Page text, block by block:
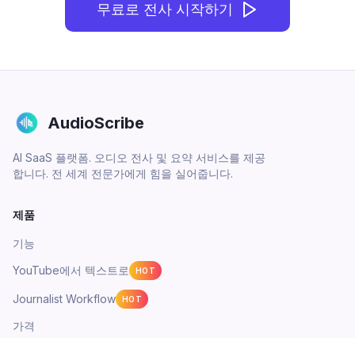
무료로 전사 시작하기
AudioScribe
AI SaaS 플랫폼. 오디오 전사 및 요약 서비스를 제공
합니다. 전 세계 전문가에게 힘을 실어줍니다.
제품
기능
YouTube에서 텍스트로
HOT
Journalist Workflow HOT
가격